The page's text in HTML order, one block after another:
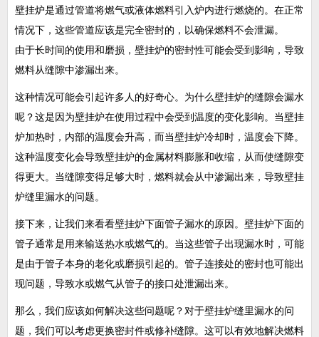
壁挂炉是通过管道将燃气或液体燃料引入炉内进行燃烧的。在正常
情况下，这些管道应该是完全密封的，以确保燃料不会泄漏。
由于长时间的使用和磨损，壁挂炉的密封性可能会受到影响，导致
燃料从缝隙中渗漏出来。
这种情况可能会引起许多人的好奇心。为什么壁挂炉的缝隙会漏水
呢？这是因为壁挂炉在使用过程中会受到温度的变化影响。当壁挂
炉加热时，内部的温度会升高，而当壁挂炉冷却时，温度会下降。
这种温度变化会导致壁挂炉的金属材料膨胀和收缩，从而使缝隙变
得更大。当缝隙变得足够大时，燃料就会从中渗漏出来，导致壁挂
炉缝里漏水的问题。
接下来，让我们来看看壁挂炉下面管子漏水的原因。壁挂炉下面的
管子通常是用来输送热水或燃气的。当这些管子出现漏水时，可能
是由于管子本身的老化或磨损引起的。管子连接处的密封也可能出
现问题，导致水或燃气从管子的接口处泄漏出来。
那么，我们应该如何解决这些问题呢？对于壁挂炉缝里漏水的问
题，我们可以考虑更换密封件或修补缝隙。这可以有效地解决燃料